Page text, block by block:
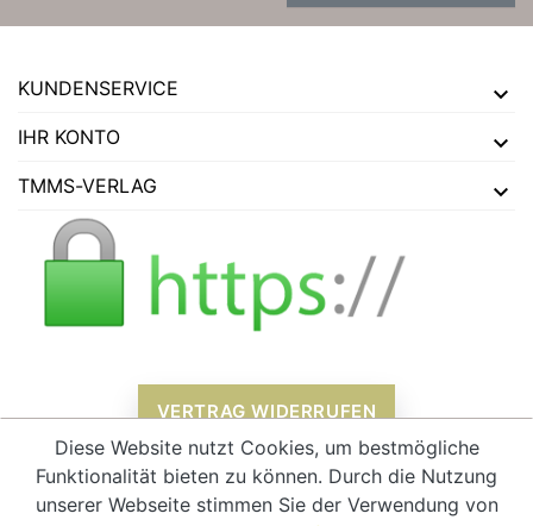
KUNDENSERVICE
IHR KONTO
TMMS-VERLAG
VERTRAG WIDERRUFEN
Alle Preise verstehen sich inklusive Mehrwertsteuer und zzgl.
Diese Website nutzt Cookies, um bestmögliche
Funktionalität bieten zu können. Durch die Nutzung
unserer Webseite stimmen Sie der Verwendung von